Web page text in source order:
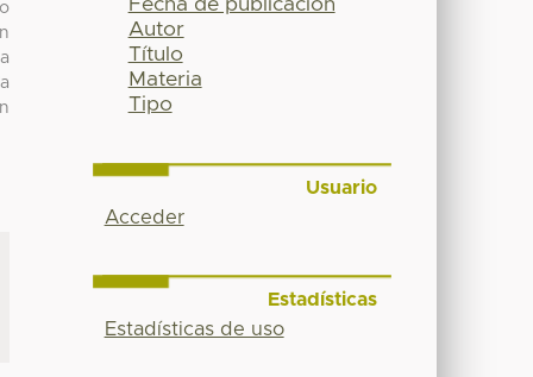
Fecha de publicación
Autor
Título
Materia
Tipo
Usuario
Acceder
Estadísticas
Estadísticas de uso